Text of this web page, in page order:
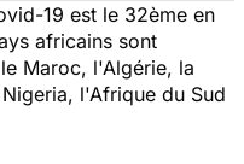
19 est le 32ème en
africains sont
Maroc, l'Algérie, la
l'Afrique du Sud